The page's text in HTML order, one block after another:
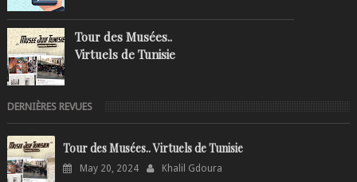
Tour des Musées..
Virtuels de Tunisie
DERNIÈRES REVUES
Tour des Musées.. Virtuels de Tunisie
May 20, 2024 Khalil Gdoura